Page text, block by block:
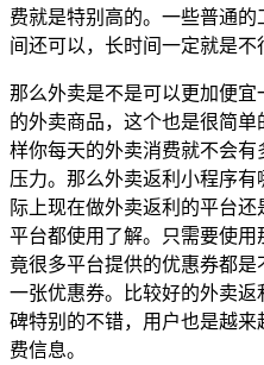
费就是特别高的。一些普通
间还可以，长时间一定就是不
那么外卖是不是可以更加便
的外卖商品，这个也是很简
样你每天的外卖消费就不会
压力。那么外卖返利小程序
际上现在做外卖返利的平台
平台都使用了解。只需要使
竟很多平台提供的优惠券都
一张优惠券。比较好的外卖
碑特别的不错，用户也是越
费信息。